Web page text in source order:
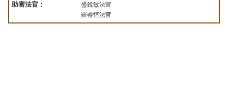
法院電子平台
助審法官 :
盛銳敏法官
羅睿恒法官